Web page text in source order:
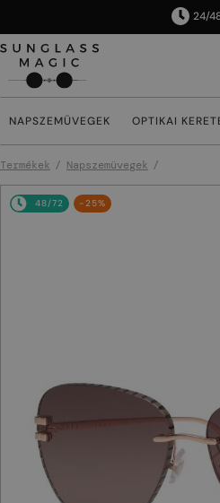
24/48
NAPSZEMÜVEGEK OPTIKAI
Termékek Napszemüvegek
48/72 -25%